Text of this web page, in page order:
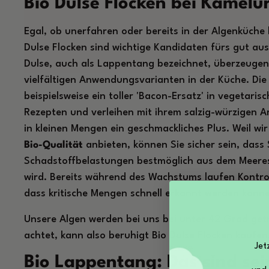
Bio Dulse Flocken bei
Egal, ob unerfahren oder bereits in der Algenküche
Dulse Flocken sind wichtige Kandidaten fürs gut
Dulse, auch als Lappentang bezeichnet,
vielfältigen Anwendungsvarianten in der Küche. Die
beispielsweise ein toller 'Bacon-Ersatz' in
Rezepten und verleihen mit ihrem salzig-würzigen
in kleinen Mengen ein geschmackliches Plus. Weil wir
Bio-Qualität anbieten, können Sie sicher sein, dass
Schadstoffbelastungen bestmöglich aus dem
wird. Bereits während des Wachstums laufen
dass kritische Mengen schnell erkannt werden
Unsere Algen werden bei uns bei unter 42 Grad
achtet, kann also beruhigt Bio Dulse Flocken kaufen.
Bio Lappentang: Das sind